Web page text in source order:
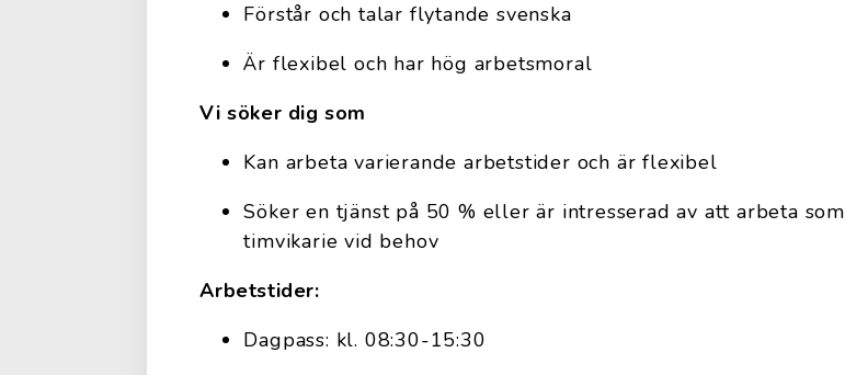
Förstår och talar flytande svenska
Är flexibel och har hög arbetsmoral
Vi söker dig som
Kan arbeta varierande arbetstider och är flexibel
Söker en tjänst på 50 % eller är intresserad av att arbeta som
timvikarie vid behov
Arbetstider:
Dagpass: kl. 08:30-15:30